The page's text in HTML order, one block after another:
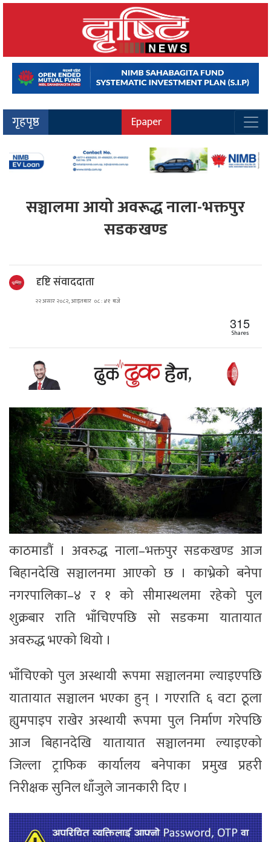
गृहपृष्ठ Epaper
सञ्चालमा आयो अवरूद्ध नाला-भक्तपुर
सडकखण्ड
दृष्टि संवाददाता
२२ असार २०८२, आइतबार ०८ : ४१ बजे
315
Shares
काठमाडौं । अवरुद्ध नाला–भक्तपुर सडकखण्ड आज
बिहानदेखि सञ्चालनमा आएको छ । काभ्रेको बनेपा
नगरपालिका–४ र १ को सीमास्थलमा रहेको पुल
शुक्रबार राति भाँचिएपछि सो सडकमा यातायात
अवरुद्ध भएको थियो ।
भाँचिएको पुल अस्थायी रूपमा सञ्चालनमा ल्याइएपछि
यातायात सञ्चालन भएका हुन् । गएराति ६ वटा ठूला
ह्युमपाइप राखेर अस्थायी रूपमा पुल निर्माण गरेपछि
आज बिहानदेखि यातायात सञ्चालनमा ल्याइएको
जिल्ला ट्राफिक कार्यालय बनेपाका प्रमुख प्रहरी
निरीक्षक सुनिल धाँजुले जानकारी दिए ।